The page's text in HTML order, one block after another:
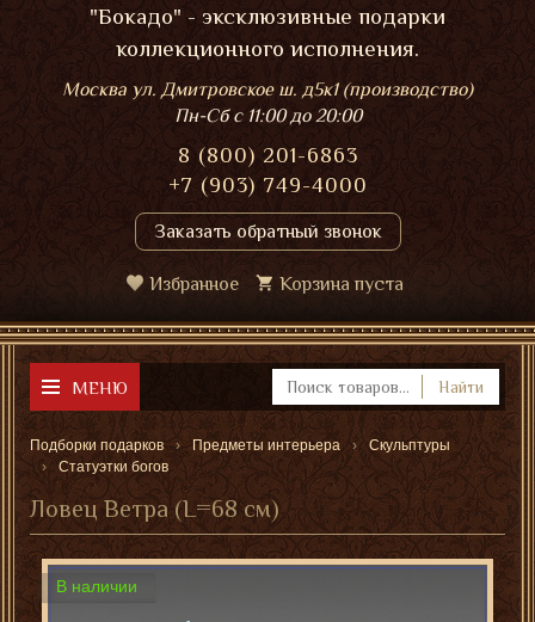
"Бокадо" - эксклюзивные подарки
коллекционного исполнения.
Москва ул. Дмитровское ш. д5к1 (производство)
Пн-Сбс 11:00 до 20:00
8 (800) 201-6863
+7 (903) 749-4000
Заказать обратный звонок
Избранное Корзина пуста
МЕНЮ Найти
Подборки подарков Предметы интерьера
Скульптуры
Статуэтки богов
Ловец Ветра (L=68 см)
В наличии